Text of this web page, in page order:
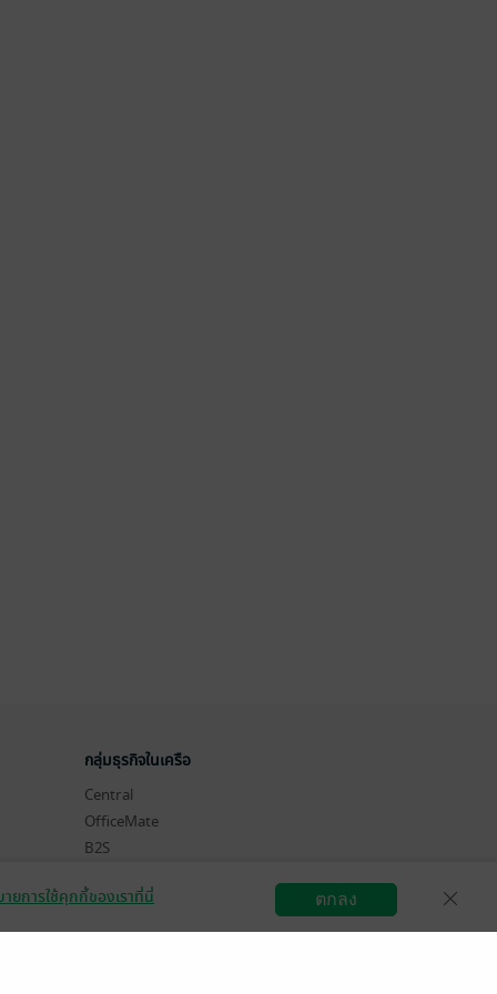
กลุ่มธุรกิจในเครือ
Central
OfficeMate
B2S
Supersports
Tops
สมัครขายอีบุ๊ก วิธีการใช้งาน
ายการใช้คุกกี้ของเราที่นี่ ตกลง